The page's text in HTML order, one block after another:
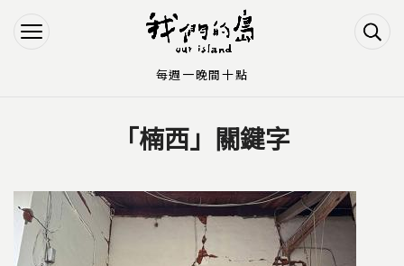
Jump to Navigation
Jump to Main content
「楠西」關鍵字
每週一晚間十點